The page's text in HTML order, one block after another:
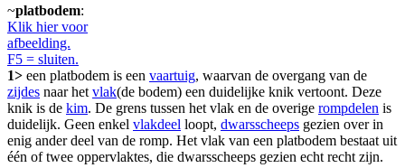
~platbodem:
Klik hier voor
afbeelding.
F5 = sluiten.
1> een platbodem is een vaartuig, waarvan de overgang van de
zijdes naar het vlak(de bodem) een duidelijke knik vertoont. Deze
knik is de kim. De grens tussen het vlak en de overige rompdelen is
duidelijk. Geen enkel vlakdeel loopt, dwarsscheeps gezien over in
enig ander deel van de romp. Het vlak van een platbodem bestaat uit
één of twee oppervlaktes, die dwarsscheeps gezien echt recht zijn.